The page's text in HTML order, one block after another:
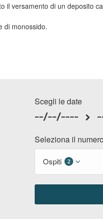
il versamento di un deposito
di monossido.
Scegli le date
--/--/----
Seleziona il
Ospiti 2